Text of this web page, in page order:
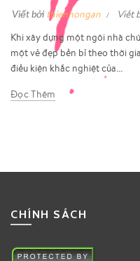
Viết bởi thienhongan
Viết
Khi xây dựng một ngôi nhà
một vẻ đẹp bền bỉ theo thời
điều kiện khắc nghiệt của...
Đọc Thêm
CHÍNH SÁCH